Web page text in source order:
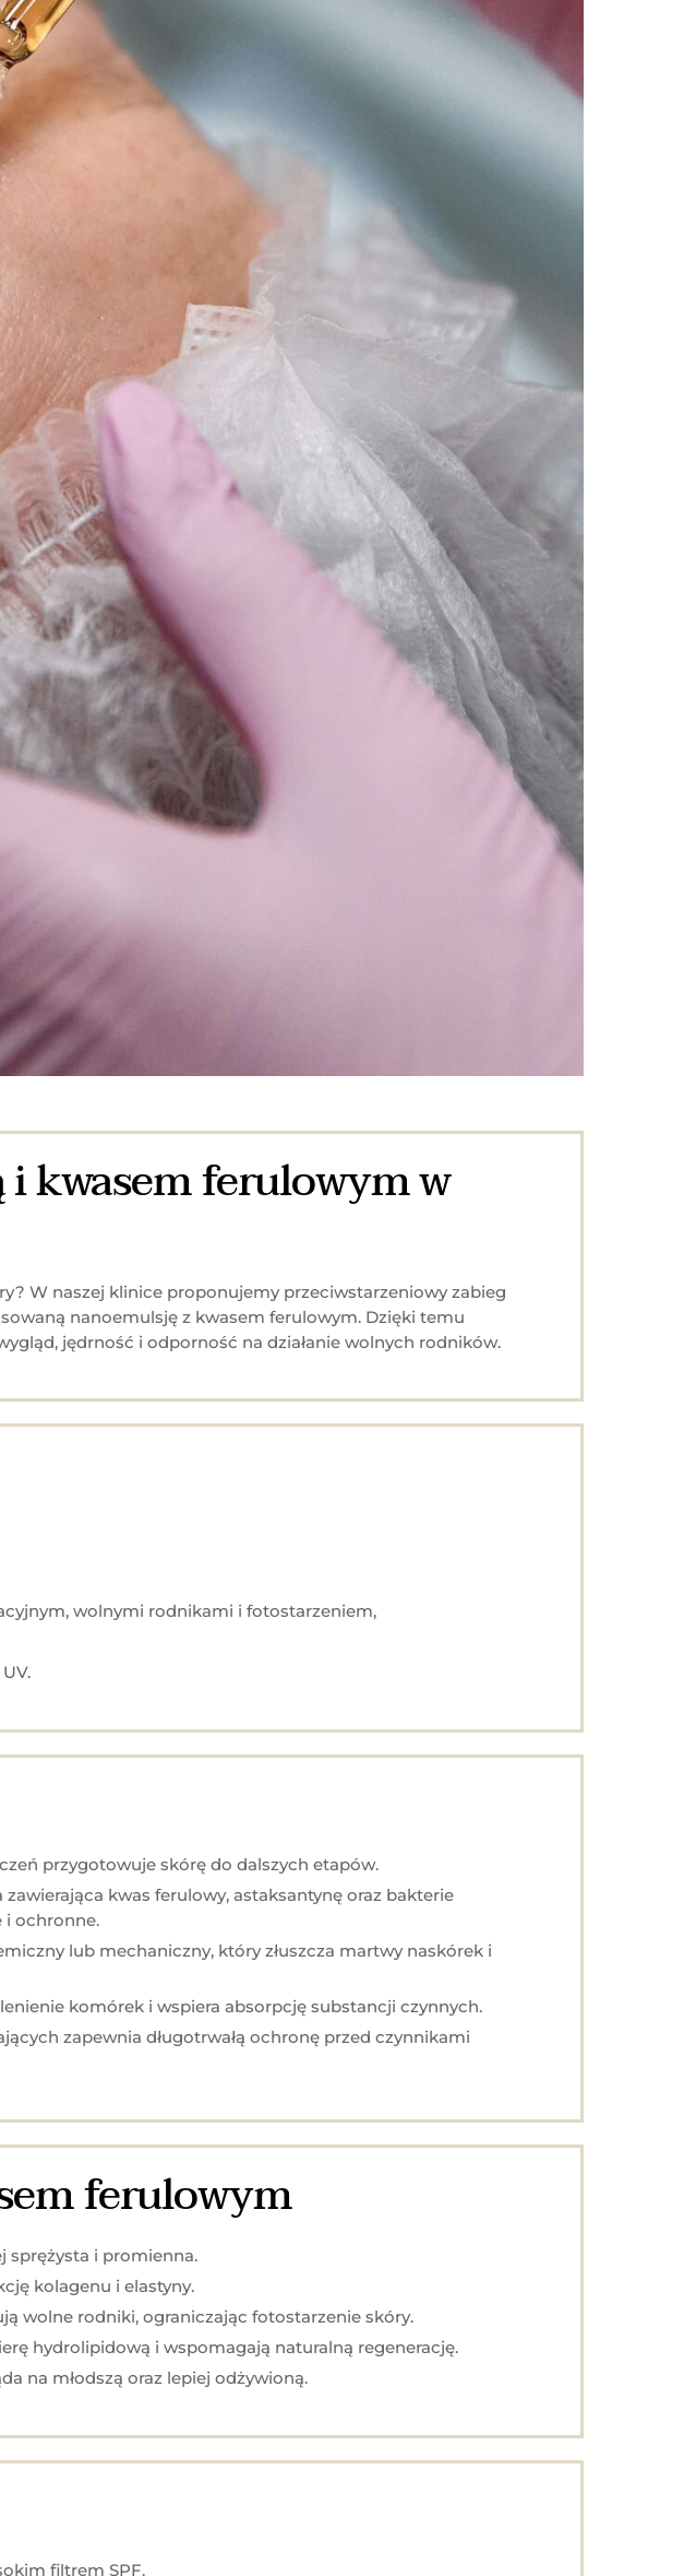
kwasem ferulowym w
W naszej klinice proponujemy przeciwstarzeniowy zabieg
nanoemulsję z kwasem ferulowym. Dzięki temu
jędrność i odporność na działanie wolnych rodników.
wolnymi rodnikami i fotostarzeniem,
przygotowuje skórę do dalszych etapów.
kwas ferulowy, astaksantynę oraz bakterie
i ochronne.
lub mechaniczny, który złuszcza martwy naskórek i
komórek i wspiera absorpcję substancji czynnych.
zapewnia długotrwałą ochronę przed czynnikami
ferulowym
sprężysta i promienna.
kolagenu i elastyny.
wolne rodniki, ograniczając fotostarzenie skóry.
hydrolipidową i wspomagają naturalną regenerację.
na młodszą oraz lepiej odżywioną.
filtrem SPF.